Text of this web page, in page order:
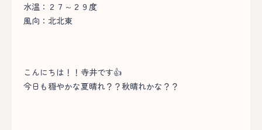
水温：２７～２９度
風向：北北東
こんにちは！！寺井です👍
今日も穏やかな夏晴れ？？秋晴れかな？？